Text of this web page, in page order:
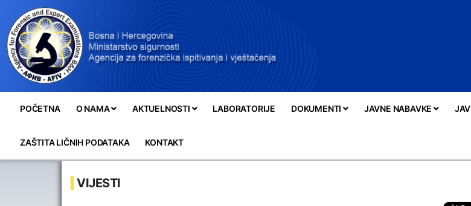
POČETNA O NAMA AKTUELNOSTI LABORATORIJE DOKUMENTI JAVNE NABAVKE
ZAŠTITA LIČNIH PODATAKA KONTAKT
VIJESTI